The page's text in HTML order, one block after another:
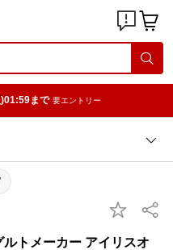
まで 要エントリー
トメーカー アイリスオ